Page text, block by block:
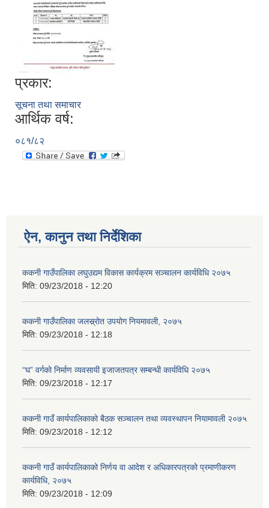
प्रकार:
सूचना तथा समाचार
आर्थिक वर्ष:
०८१/८२
ऐन, कानुन तथा निर्देशिका
ककनी गाउँपालिका लघुउद्यम विकास कार्यक्रम सञ्चालन कार्यविधि २०७५
मिति: 09/23/2018 - 12:20
ककनी गाउँपालिका जलस्र्रोत उपयोग नियमावली, २०७५
मिति: 09/23/2018 - 12:18
“घ” वर्गको निर्माण व्यवसायी इजाजतपत्र सम्बन्धी कार्यविधि २०७५
मिति: 09/23/2018 - 12:17
ककनी गाउँ कार्यपालिकाको बैठक सञ्चालन तथा व्यवस्थापन नियामावली २०७५
मिति: 09/23/2018 - 12:12
ककनी गाउँ कार्यपालिकाको निर्णय वा आदेश र अधिकारपत्रको प्रमाणीकरण
कार्यविधि, २०७५
मिति: 09/23/2018 - 12:09